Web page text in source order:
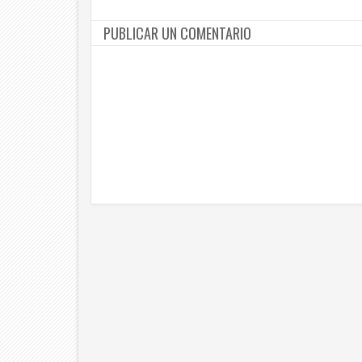
PUBLICAR UN COMENTARIO